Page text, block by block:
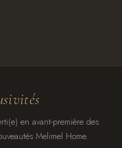
en avant-première des
Melimel Home.